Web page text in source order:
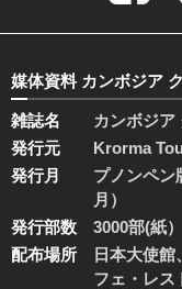
媒体資料 カンボジア
雑誌名
カンボジア
発行元
Krorma
発行月
プノンペン
月）
発行部数
3000部(紙
配布場所
日本大使
フェ・レス